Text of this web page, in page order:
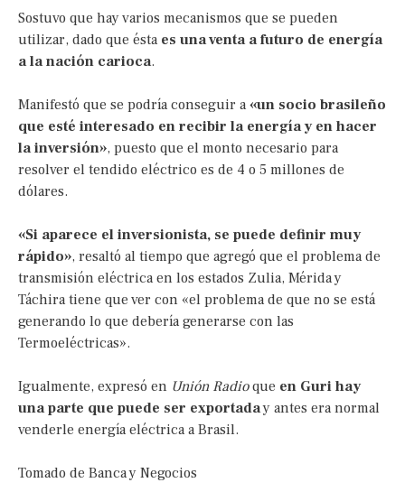
Sostuvo que hay varios mecanismos que se pueden
utilizar, dado que ésta es una venta a futuro de energía
a la nación carioca.
Manifestó que se podría conseguir a «un socio brasileño
que esté interesado en recibir la energía y en hacer
la inversión», puesto que el monto necesario para
resolver el tendido eléctrico es de 4 o 5 millones de
dólares.
«Si aparece el inversionista, se puede definir muy
rápido», resaltó al tiempo que agregó que el problema de
transmisión eléctrica en los estados Zulia, Mérida y
Táchira tiene que ver con «el problema de que no se está
generando lo que debería generarse con las
Termoeléctricas».
Igualmente, expresó en Unión Radioque en Guri hay
una parte que puede ser exportaday antes era normal
venderle energía eléctrica a Brasil.
Tomado de Banca y Negocios